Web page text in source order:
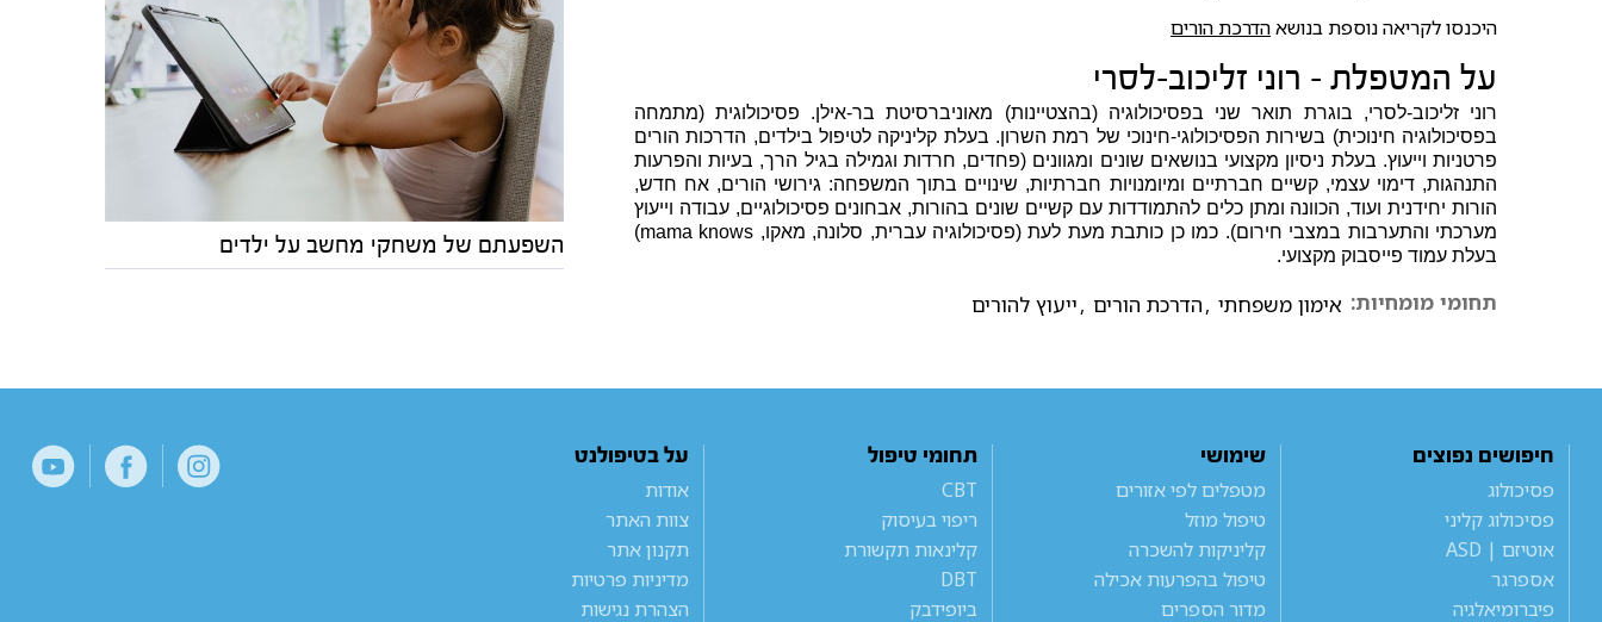
היכנסו לקריאה נוספת בנושאהדרכת הורים
על המטפלת - רוני זליכוב-לסרי
רוני זליכוב-לסרי, בוגרת תואר שני בפסיכולוגיה (בהצטיינות) מאוניברסיטת בר-אילן. פסיכולוגית (מתמחה
בפסיכולוגיה חינוכית) בשירות הפסיכולוגי-חינוכי של רמת השרון. בעלת קליניקה לטיפול בילדים, הדרכות הורים
פרטניות וייעוץ. בעלת ניסיון מקצועי בנושאים שונים ומגוונים (פחדים, חרדות וגמילה בגיל הרך, בעיות והפרעות
התנהגות, דימוי עצמי, קשיים חברתיים ומיומנויות חברתיות, שינויים בתוך המשפחה: גירושי הורים, אח חדש,
הורות יחידנית ועוד, הכוונה ומתן כלים להתמודדות עם קשיים שונים בהורות, אבחונים פסיכולוגיים, עבודה וייעוץ
מערכתי והתערבות במצבי חירום). כמו כן כותבת מעת לעת (פסיכולוגיה עברית, סלונה, מאקו, mama knows)
בעלת עמוד פייסבוק מקצועי.
תחומי מומחיות: אימון משפחתי ,הדרכת הורים ,ייעוץ להורים
השפעתם של משחקי מחשב על ילדים
חיפושים נפוצים
פסיכולוג
פסיכולוג קליני
אוטיזם | ASD
אספרגר
פיברומיאלגיה
שימושי
מטפלים לפי אזורים
טיפול מוזל
קליניקות להשכרה
טיפול בהפרעות אכילה
מדור הספרים
תחומי טיפול
CBT
ריפוי בעיסוק
קלינאות תקשורת
DBT
ביופידבק
על בטיפולנט
אודות
צוות האתר
תקנון אתר
מדיניות פרטיות
הצהרת נגישות